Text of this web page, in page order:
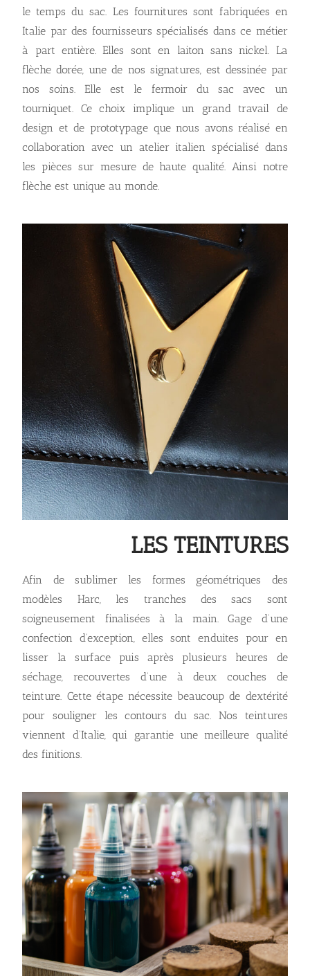
le temps du sac. Les fournitures sont fabriquées en
Italie par des fournisseurs spécialisés dans ce métier
à part entière. Elles sont en laiton sans nickel. La
flèche dorée, une de nos signatures, est dessinée par
nos soins. Elle est le fermoir du sac avec un
tourniquet. Ce choix implique un grand travail de
design et de prototypage que nous avons réalisé en
collaboration avec un atelier italien spécialisé dans
les pièces sur mesure de haute qualité. Ainsi notre
flèche est unique au monde.
LES TEINTURES
Afin de sublimer les formes géométriques des
modèles Harc, les tranches des sacs sont
soigneusement finalisées à la main. Gage d’une
confection d’exception, elles sont enduites pour en
lisser la surface puis après plusieurs heures de
séchage, recouvertes d’une à deux couches de
teinture. Cette étape nécessite beaucoup de dextérité
pour souligner les contours du sac. Nos teintures
viennent d’Italie, qui garantie une meilleure qualité
des finitions.